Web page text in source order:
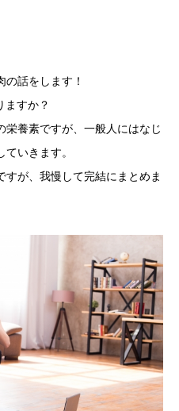
話をします！
ますか？
栄養素ですが、一般人にはなじ
いきます。
が、我慢して完結にまとめま